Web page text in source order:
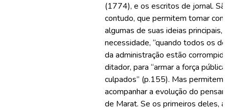
(1774), e os escritos de jornal.
contudo, que permitem tomar
algumas de suas ideias principais,
necessidade, “quando todos os
da administração estão
ditador, para “armar a força
culpados” (p.155). Mas permitem
acompanhar a evolução do
de Marat. Se os primeiros deles,